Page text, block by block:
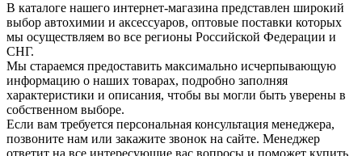
В каталоге нашего интернет-магазина представлен широкий
выбор автохимии и аксессуаров, оптовые поставки которых
мы осуществляем во все регионы Российской Федерации и
СНГ.
Мы стараемся предоставить максимально исчерпывающую
информацию о наших товарах, подробно заполняя
характеристики и описания, чтобы вы могли быть уверены в
собственном выборе.
Если вам требуется персональная консультация менеджера,
позвоните нам или закажите звонок на сайте. Менеджер